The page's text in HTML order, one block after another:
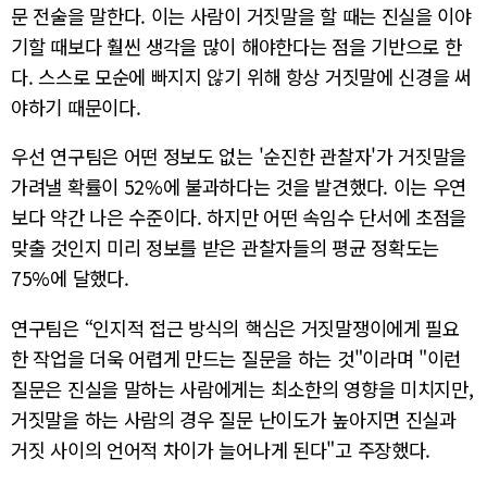
문 전술을 말한다. 이는 사람이 거짓말을 할 때는 진실을 이야
기할 때보다 훨씬 생각을 많이 해야한다는 점을 기반으로 한
다. 스스로 모순에 빠지지 않기 위해 항상 거짓말에 신경을 써
야하기 때문이다.
우선 연구팀은 어떤 정보도 없는 '순진한 관찰자'가 거짓말을
가려낼 확률이 52%에 불과하다는 것을 발견했다. 이는 우연
보다 약간 나은 수준이다. 하지만 어떤 속임수 단서에 초점을
맞출 것인지 미리 정보를 받은 관찰자들의 평균 정확도는
75%에 달했다.
연구팀은 “인지적 접근 방식의 핵심은 거짓말쟁이에게 필요
한 작업을 더욱 어렵게 만드는 질문을 하는 것"이라며 "이런
질문은 진실을 말하는 사람에게는 최소한의 영향을 미치지만,
거짓말을 하는 사람의 경우 질문 난이도가 높아지면 진실과
거짓 사이의 언어적 차이가 늘어나게 된다"고 주장했다.